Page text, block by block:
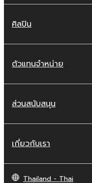
ศิลปิน
ตัวแทนจำหน่าย
ส่วนสนับสนุน
เกี่ยวกับเรา
Thailand - Thai